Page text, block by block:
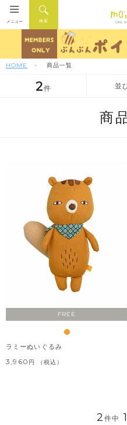
検索
メニュー
HOME 商品一覧
並
新
価格
2件
商
FREE
ラミーぬいぐるみ
3,960 税込
2件中 1